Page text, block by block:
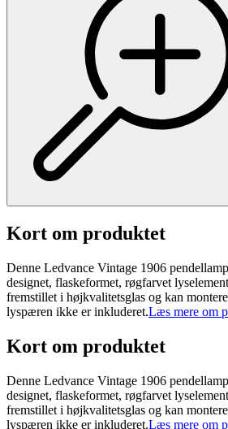
Kort om produktet
Denne Ledvance Vintage 1906
designet, flaskeformet, røgfarvet
fremstillet i højkvalitetsglas og kan
lyspæren ikke er inkluderet.Læs mere om
Kort om produktet
Denne Ledvance Vintage 1906
designet, flaskeformet, røgfarvet
fremstillet i højkvalitetsglas og kan
lyspæren ikke er inkluderet.Læs mere om